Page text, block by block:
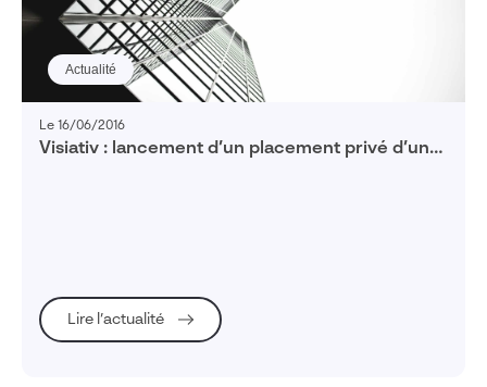
Actualité
Le 16/06/2016
Visiativ : lancement d’un placement privé d’un
Lire l’actualité